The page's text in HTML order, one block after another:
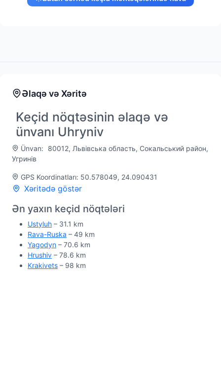
Əlaqə və Xəritə
Keçid nöqtəsinin əlaqə və
ünvanı Uhryniv
Ünvan:
80012, Львівська область, Сокальський район,
Угринів
GPS Koordinatları: 50.578049, 24.090431
Xəritədə göstər
Ən yaxın keçid nöqtələri
Ustyluh – 31.1 km
Rava-Ruska – 49 km
Yagodyn – 70.6 km
Hrushiv – 78.6 km
Krakivets – 98 km